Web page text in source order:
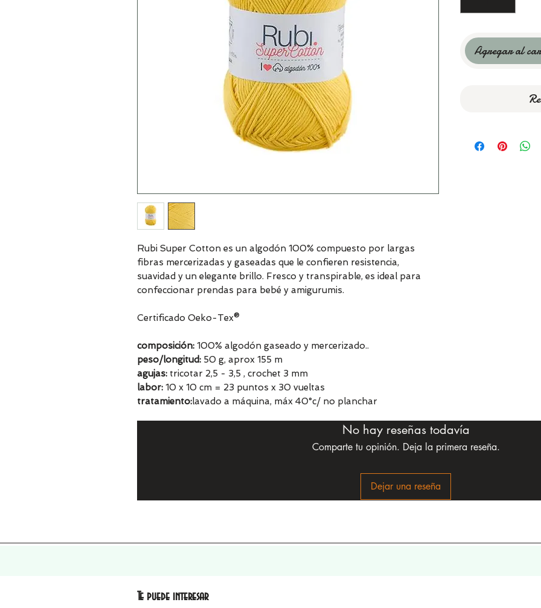
Rubi Super Cotton es un algodón 100% compuesto por largas
fibras mercerizadas y gaseadas que le confieren resistencia,
suavidad y un elegante brillo. Fresco y transpirable, es ideal para
confeccionar prendas para bebé y amigurumis.
Certificado Oeko-Tex®
composición: 100% algodón gaseado y mercerizado..
peso/longitud: 50 g, aprox 155 m
agujas: tricotar 2,5 - 3,5 , crochet 3 mm
labor: 10 x 10 cm = 23 puntos x 30 vueltas
tratamiento:lavado a máquina, máx 40°c/ no planchar
Agregar al
No hay reseñas todavía
Comparte tu opinión. Deja la primera reseña.
Dejar una reseña
Te puede interesar